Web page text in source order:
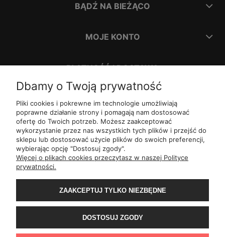
BĄDŹ NA BIEŻĄCO
MOJE KONTO
PŁATNOŚĆ I DOSTAWA
INFORMACJE
O NAS
ul. Romana Dmowskiego 1, 50-203
Wrocław
Św. Filipa 23/3, 31-150 Kraków
ul.Mielęckiego 10 lok 503,
Al.Jerozolimskie 81 lok 7.10, 02-001 Warszawa
Wały Piastowskie 1lok. 1508,80-855 Gdańsk
ul.Grochowa 4, 15-423 Białystok
ul.ul. 1-go Maja 13lok. 2,20-410 Lublin
Rejtana 49/6, 35-310 Rzeszów
ul.Franciszka z Asyżu 62, 93-479 Łódź
Dbamy o Twoją prywatność
Pliki cookies i pokrewne im technologie umożliwiają
poprawne działanie strony i pomagają nam dostosować
ofertę do Twoich potrzeb. Możesz zaakceptować
wykorzystanie przez nas wszystkich tych plików i przejść do
sklepu lub dostosować użycie plików do swoich preferencji,
wybierając opcję "Dostosuj zgody".
Więcej o plikach cookies przeczytasz w naszej Polityce
prywatności.
ZAAKCEPTUJ TYLKO NIEZBĘDNE
DOSTOSUJ ZGODY